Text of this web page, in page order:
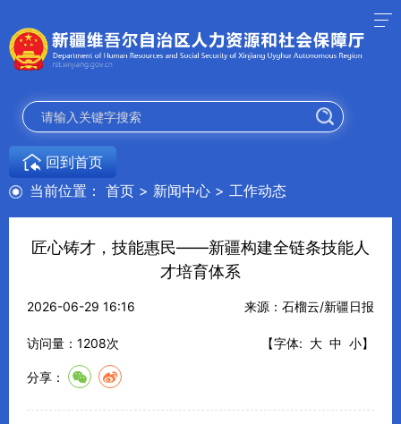
当前位置： 首页 > 新闻中心 > 工作动态
回到首页
匠心铸才，技能惠民——新疆构建全链条技能人
才培育体系
2026-06-29 16:16 来源：石榴云/新疆日报
访问量： 1208次 【字体: 大 中 小】
分享：